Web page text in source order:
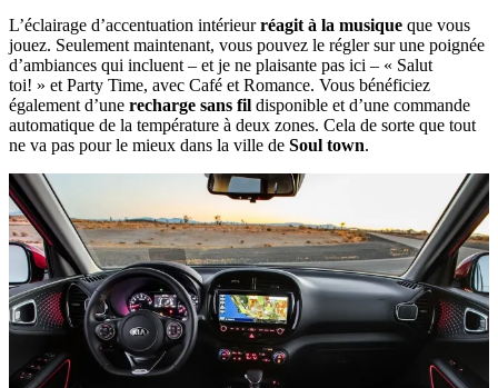
L’éclairage d’accentuation intérieurréagit à la musique que vous
jouez. Seulement maintenant, vous pouvez le régler sur une poignée
d’ambiances qui incluent – et je ne plaisante pas ici – « Salut
toi! » et Party Time, avec Café et Romance. Vous bénéficiez
également d’une recharge sans fil disponible et d’une commande
automatique de la température à deux zones. Cela de sorte que tout
ne va pas pour le mieux dans la ville de Soul town.